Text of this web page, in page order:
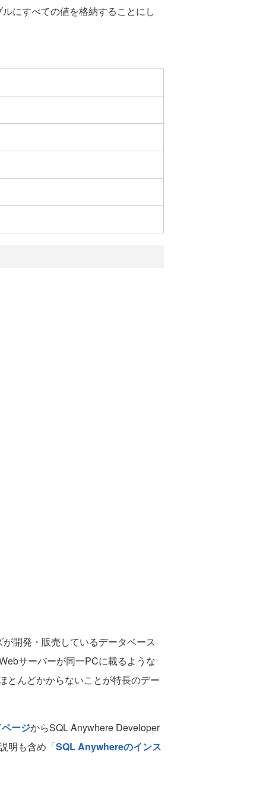
にすべての値を格納することにし
開発・販売しているデータベース
サーバーが同一PCに載るような
とんどかからないことが特長のデー
ージからSQL Anywhere Developer
明も含め「SQL Anywhereのインス